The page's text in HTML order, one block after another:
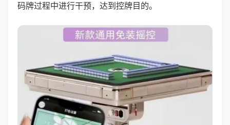
码牌过程中进行干预，达到控牌目的。